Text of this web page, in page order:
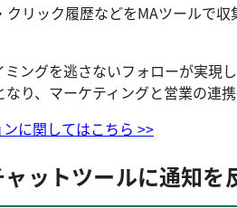
リック履歴などをMAツールで
ングを逃さないフォローが実
り、マーケティングと営業の連
に関してはこちら >>
ットツールに通知を